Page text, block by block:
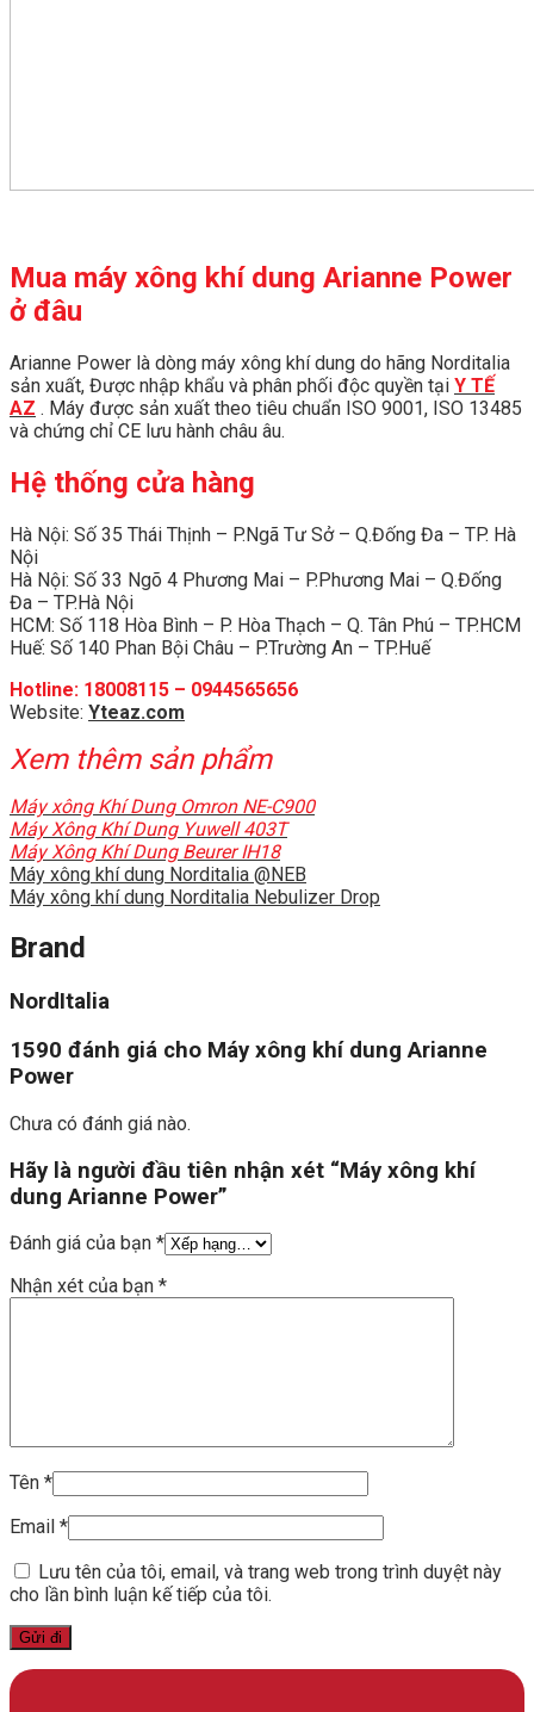
Mua máy xông khí dung Arianne Power
ở đâu
Arianne Power là dòng máy xông khí dung do hãng Norditalia
sản xuất, Được nhập khẩu và phân phối độc quyền tại Y TẾ
AZ . Máy được sản xuất theo tiêu chuẩn ISO 9001, ISO 13485
và chứng chỉ CE lưu hành châu âu.
Hệ thống cửa hàng
Hà Nội: Số 35 Thái Thịnh – P.Ngã Tư Sở – Q.Đống Đa – TP. Hà
Nội
Hà Nội: Số 33 Ngõ 4 Phương Mai – P.Phương Mai – Q.Đống
Đa – TP.Hà Nội
HCM: Số 118 Hòa Bình – P. Hòa Thạch – Q. Tân Phú – TP.HCM
Huế: Số 140 Phan Bội Châu – P.Trường An – TP.Huế
Hotline: 18008115 – 0944565656
Website: Yteaz.com
Xem thêm sản phẩm
Máy xông Khí Dung Omron NE-C900
Máy Xông Khí Dung Yuwell 403T
Máy Xông Khí Dung Beurer IH18
Máy xông khí dung Norditalia @NEB
Máy xông khí dung Norditalia Nebulizer Drop
Brand
NordItalia
1590 đánh giá cho Máy xông khí dung Arianne
Power
Chưa có đánh giá nào.
Hãy là người đầu tiên nhận xét “Máy xông khí
dung Arianne Power”
Đánh giá của bạn *
Nhận xét của bạn *
Tên *
Email *
Lưu tên của tôi, email, và trang web trong trình duyệt này
cho lần bình luận kế tiếp của tôi.